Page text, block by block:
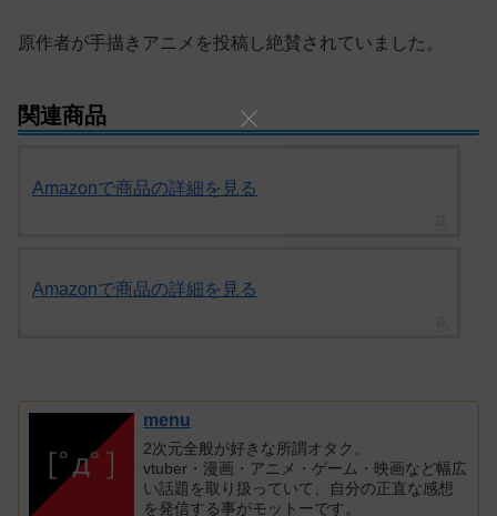
原作者が手描きアニメを投稿し絶賛されていました。
関連商品
Amazonで商品の詳細を見る
Amazonで商品の詳細を見る
menu
2次元全般が好きな所謂オタク。
vtuber・漫画・アニメ・ゲーム・映画など幅広
い話題を取り扱っていて、自分の正直な感想
を発信する事がモットーです。